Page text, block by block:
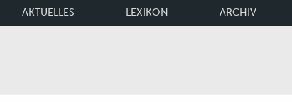
AKTUELLES LEXIKON ARCHIV